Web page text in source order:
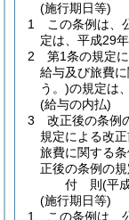
(施行期日等)
1
この条例は、
定は、平成29
2
第1条の規定
給与及び旅費
う。)の規定は
(給与の内払)
3
改正後の条例
規定による改
旅費に関する
正後の条例の規
付 則(平
(施行期日等)
1
この条例は、